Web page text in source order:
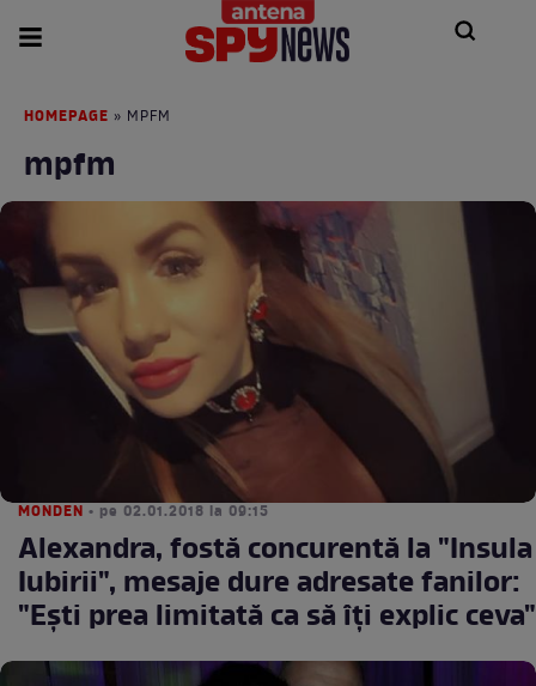
HOMEPAGE » MPFM
mpfm
MONDEN • pe 02.01.2018 la 09:15
Alexandra, fostă concurentă la "Insula
Iubirii", mesaje dure adresate fanilor:
"Eşti prea limitată ca să îţi explic ceva"